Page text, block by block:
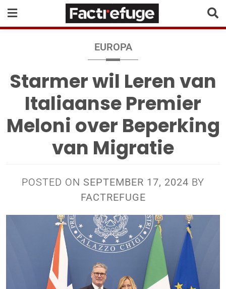
EUROPA
Starmer wil Leren van
Italiaanse Premier
Meloni over Beperking
van Migratie
POSTED ON SEPTEMBER 17, 2024 BY
FACTREFUGE